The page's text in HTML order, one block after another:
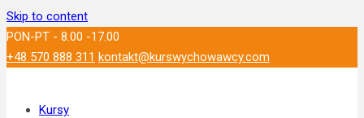
Skip to content
PON-PT - 8.00 -17.00
+48 570 888 311 kontakt@kurswychowawcy.com
Kursy